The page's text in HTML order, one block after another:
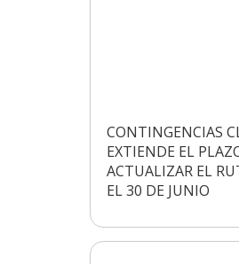
CONTINGENCIAS
EXTIENDE EL
ACTUALIZAR EL
EL 30 DE JUNIO